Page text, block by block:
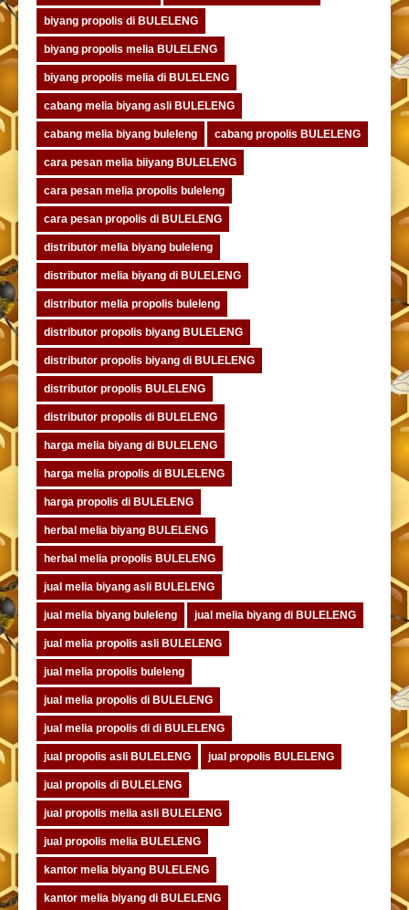
biyang propolis di BULELENG
biyang propolis melia BULELENG
biyang propolis melia di BULELENG
cabang melia biyang asli BULELENG
cabang melia biyang buleleng cabang propolis BULELENG
cara pesan melia biiyang BULELENG
cara pesan melia propolis buleleng
cara pesan propolis di BULELENG
distributor melia biyang buleleng
distributor melia biyang di BULELENG
distributor melia propolis buleleng
distributor propolis biyang BULELENG
distributor propolis biyang di BULELENG
distributor propolis BULELENG
distributor propolis di BULELENG
harga melia biyang di BULELENG
harga melia propolis di BULELENG
harga propolis di BULELENG
herbal melia biyang BULELENG
herbal melia propolis BULELENG
jual melia biyang asli BULELENG
jual melia biyang buleleng jual melia biyang di BULELENG
jual melia propolis asli BULELENG
jual melia propolis buleleng
jual melia propolis di BULELENG
jual melia propolis di di BULELENG
jual propolis asli BULELENG jual propolis BULELENG
jual propolis di BULELENG
jual propolis melia asli BULELENG
jual propolis melia BULELENG
kantor melia biyang BULELENG
kantor melia biyang di BULELENG